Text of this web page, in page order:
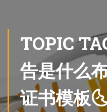
TOPIC
告是什么
证书模板